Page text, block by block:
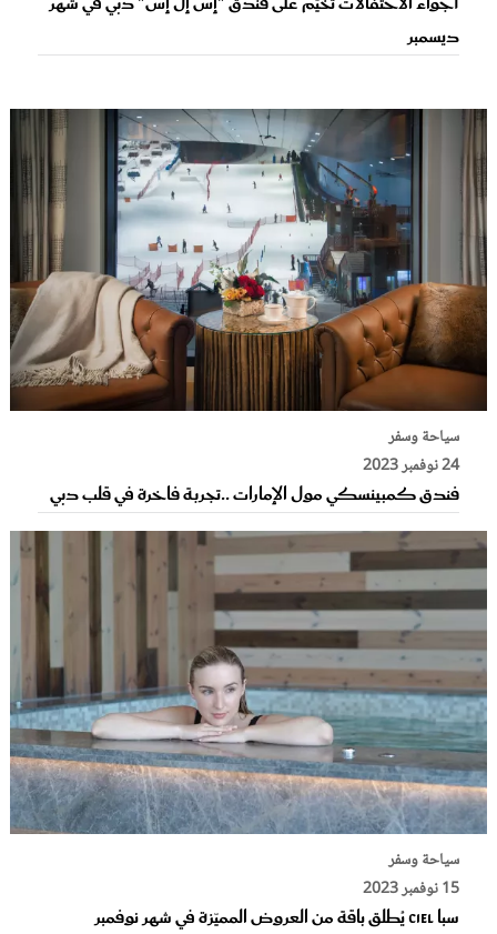
ديسمبر
سياحة وسفر
24 نوفمبر 2023
فندق كمبينسكي مول الإمارات ..تجربة فاخرة في قلب دبي
سياحة وسفر
15 نوفمبر 2023
سبا Ciel يُطلق باقة من العروض المميّزة في شهر نوفمبر